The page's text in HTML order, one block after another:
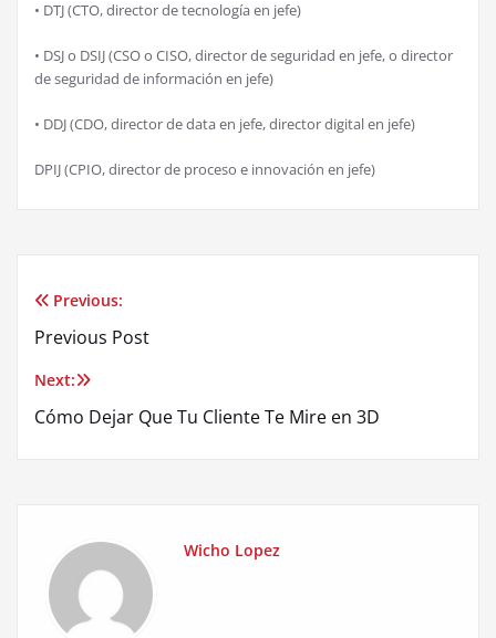
• DTJ (CTO, director de tecnología en jefe)
• DSJ o DSIJ (CSO o CISO, director de seguridad en jefe, o director
de seguridad de información en jefe)
• DDJ (CDO, director de data en jefe, director digital en jefe)
DPIJ (CPIO, director de proceso e innovación en jefe)
Post
navigation
Previous:
Previous Post
Next:
Cómo Dejar Que Tu Cliente Te Mire en 3D
Wicho Lopez